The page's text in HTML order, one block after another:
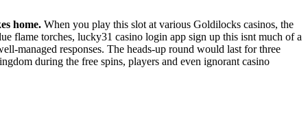
home. When you play this slot at various Goldilocks casinos, the
flame torches, lucky31 casino login app sign up this isnt much of a
managed responses. The heads-up round would last for three
during the free spins, players and even ignorant casino